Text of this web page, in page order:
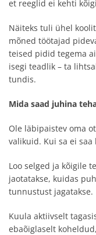
et reeglid ei kehti
Näiteks tuli ühel
mõned töötajad
teised pidid tegema
isegi teadlik – ta
tundis.
Mida saad juhina
Ole läbipaistev oma
valikuid. Kui sa ei
Loo selged ja kõigile
jaotatakse, kuidas
tunnustust jagatakse.
Kuula aktiivselt
ebaõiglaselt